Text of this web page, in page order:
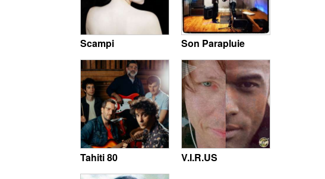
Scampi Son Parapluie
Tahiti 80 V.I.R.US